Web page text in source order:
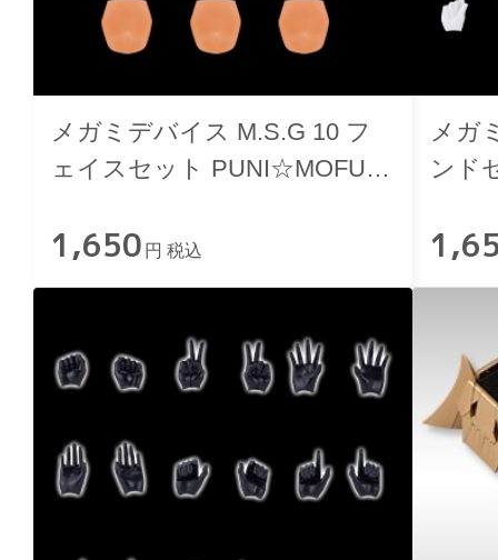
メガミデバイス M.S.G 10 フ
ェイスセット PUNI☆MOFU用
1,650 円 税込
メガ
ンド